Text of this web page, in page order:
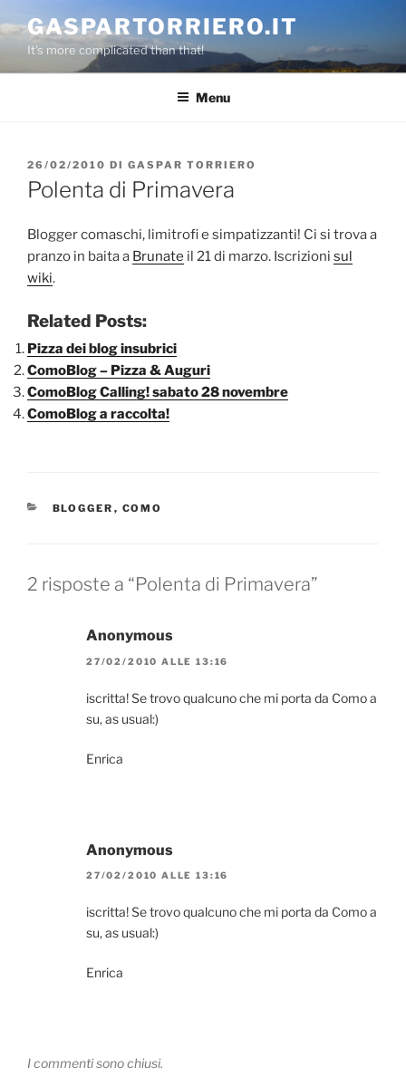
al
contenuto
GASPARTORRIERO.IT
It's more complicated than that!
Menu
PUBBLICATO
IL
26/02/2010 DI GASPAR TORRIERO
Polenta di Primavera
Blogger comaschi, limitrofi e simpatizzanti! Ci si trova a
pranzo in baita a Brunate il 21 di marzo. Iscrizioni sul
wiki.
Related Posts:
Pizza dei blog insubrici
ComoBlog – Pizza & Auguri
ComoBlog Calling! sabato 28 novembre
ComoBlog a raccolta!
CATEGORIE
BLOGGER , COMO
2 risposte a “Polenta di Primavera”
Anonymous
27/02/2010 ALLE 13:16
iscritta! Se trovo qualcuno che mi porta da Como a
su, as usual:)
Enrica
Anonymous
27/02/2010 ALLE 13:16
iscritta! Se trovo qualcuno che mi porta da Como a
su, as usual:)
Enrica
I commenti sono chiusi.